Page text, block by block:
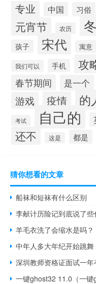
专业 中国 习俗
元宵节 农历
孩子 宋代 寓意
我们可以 手机 攻
春节期间 是一个
游戏 疫情 的
考试 自己的
还不 这是 都是
猜你想看的文章
船袜和短袜有什么区别
羊毛衣洗了会缩水是吗？
中年人多大年纪开始跳舞
深圳教师资格证面试一年
一键ghost32 11.0（一键